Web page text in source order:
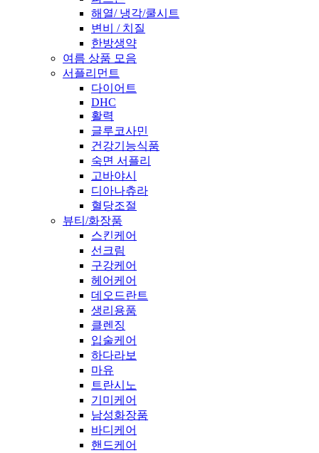
해열/ 냉각/쿨시트
변비 / 치질
한방생약
여름 상품 모음
서플리먼트
다이어트
DHC
활력
글루코사민
건강기능식품
숙면 서플리
고바야시
디아나츄라
혈당조절
뷰티/화장품
스킨케어
선크림
구강케어
헤어케어
데오드란트
생리용품
클렌징
입술케어
하다라보
마유
트란시노
기미케어
남성화장품
바디케어
핸드케어